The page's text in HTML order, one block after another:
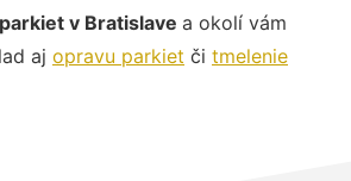
v Bratislave a okolí vám
aj opravu parkiet či tmelenie